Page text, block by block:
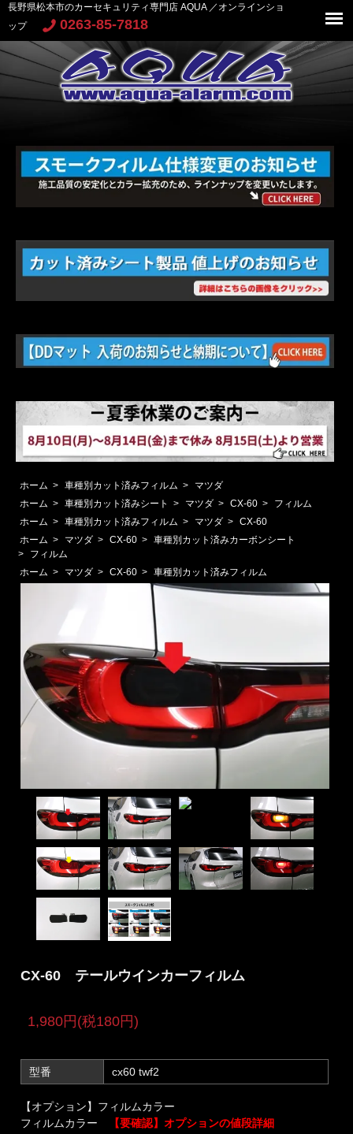
長野県松本市のカーセキュリティ専門店 AQUA ／オンラインショ
ップ
0263-85-7818
ホーム > 車種別カット済みフィルム >
マツダ
ホーム > 車種別カット済みシート > マツダ > CX-60 >
フィルム
ホーム > 車種別カット済みフィルム > マツダ > CX-60
ホーム > マツダ > CX-60 > 車種別カット済みカーボンシート
>
フィルム
ホーム > マツダ > CX-60 > 車種別カット済みフィルム
CX-60 テールウインカーフィルム
1,980円(税180円)
型番 cx60 twf2
【オプション】フィルムカラー
フィルムカラー
【要確認】オプションの値段詳細